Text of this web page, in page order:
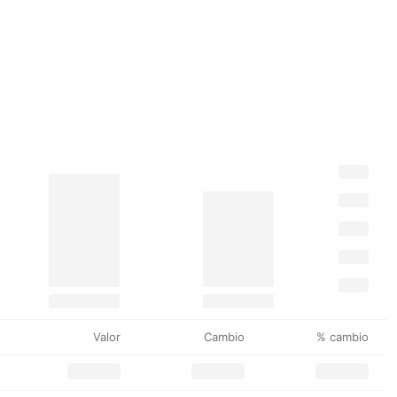
Valor Cambio % cambio